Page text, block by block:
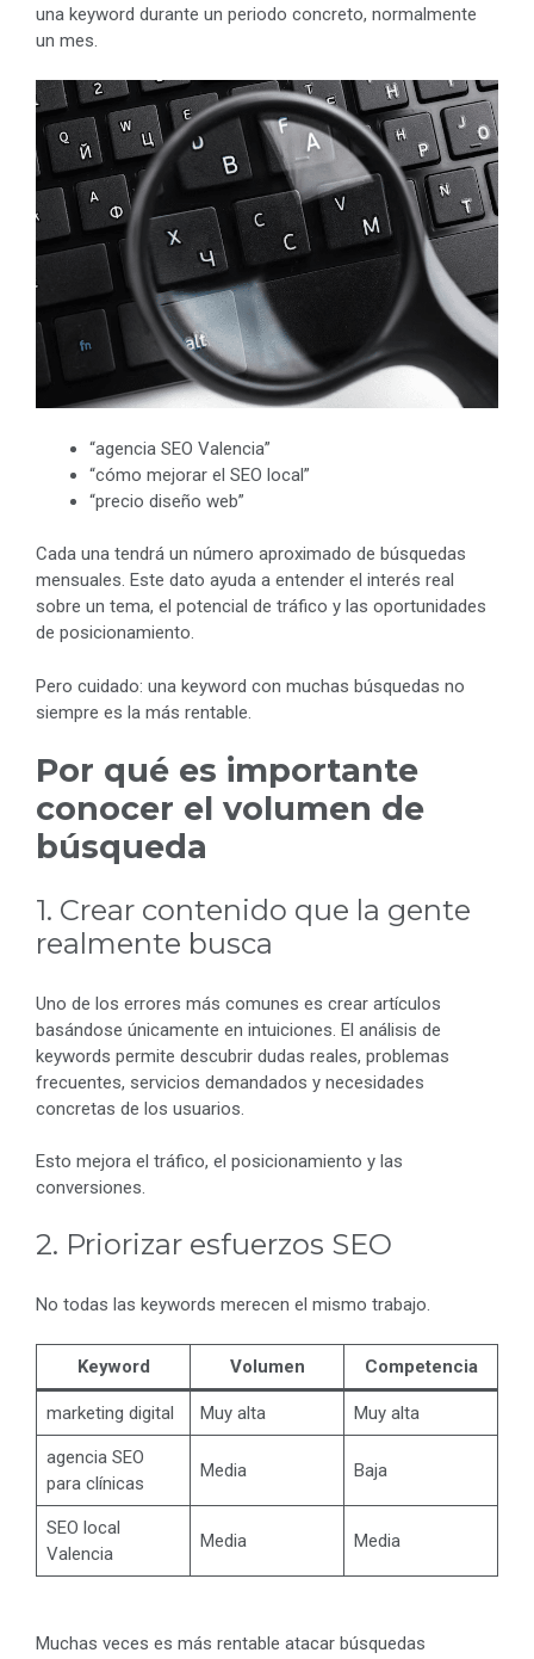
una keyword durante un periodo concreto, normalmente
un mes.
“agencia SEO Valencia”
“cómo mejorar el SEO local”
“precio diseño web”
Cada una tendrá un número aproximado de búsquedas
mensuales. Este dato ayuda a entender el interés real
sobre un tema, el potencial de tráfico y las oportunidades
de posicionamiento.
Pero cuidado: una keyword con muchas búsquedas no
siempre es la más rentable.
Por qué es importante
conocer el volumen de
búsqueda
1. Crear contenido que la gente
realmente busca
Uno de los errores más comunes es crear artículos
basándose únicamente en intuiciones. El análisis de
keywords permite descubrir dudas reales, problemas
frecuentes, servicios demandados y necesidades
concretas de los usuarios.
Esto mejora el tráfico, el posicionamiento y las
conversiones.
2. Priorizar esfuerzos SEO
No todas las keywords merecen el mismo trabajo.
Keyword Volumen Competencia
marketing digital Muy alta Muy alta
agencia SEO
para clínicas
Media Baja
SEO local
Valencia
Media Media
Muchas veces es más rentable atacar búsquedas